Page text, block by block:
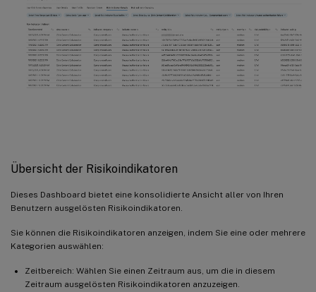
Übersicht der Risikoindikatoren
Dieses Dashboard bietet eine konsolidierte Ansicht aller von Ihren
Benutzern ausgelösten Risikoindikatoren.
Sie können die Risikoindikatoren anzeigen, indem Sie eine oder mehrere
Kategorien auswählen:
Zeitbereich: Wählen Sie einen Zeitraum aus, um die in diesem
Zeitraum ausgelösten Risikoindikatoren anzuzeigen.